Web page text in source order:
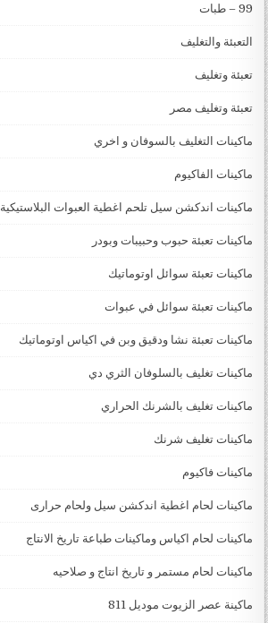
99 – طبات
التعبئة والتغليف
تعبئة وتغليف
تعبئة وتغليف مصر
ماكينات التغليف بالسوفان و اخري
ماكينات الفاكيوم
ماكينات اندكشن سيل تلحم اغطية العبوات البلاستيكية
ماكينات تعبئة حبوب وحبيبات وبودر
ماكينات تعبئة سوائل اوتوماتيك
ماكينات تعبئة سوائل في عبوات
ماكينات تعبئة نشا ودقيق وبن في اكياس اوتوماتيك
ماكينات تغليف بالسلوفان الثري دي
ماكينات تغليف بالشرنك الحراري
ماكينات تغليف شرنك
ماكينات فاكيوم
ماكينات لحام اغطية اندكشن سيل ولحام حرارى
ماكينات لحام اكياس وماكينات طباعة تاريخ الانتاج
ماكينات لحام مستمر و تاريخ انتاج و صلاحيه
ماكينة عصر الزيوت موديل 811